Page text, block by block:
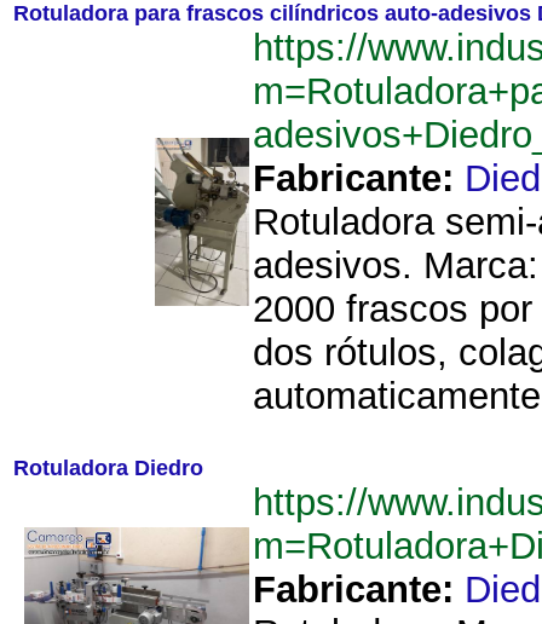
Rotuladora para frascos cilíndricos auto-adesivos
https://
Fabricante:
Rotuladora
adesivos.
2000 frascos
dos rótulos,
Rotuladora Diedro
https://
Fabricante: